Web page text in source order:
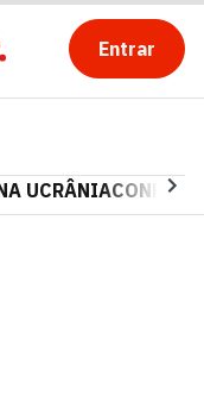
Entrar
UCRÂNIA